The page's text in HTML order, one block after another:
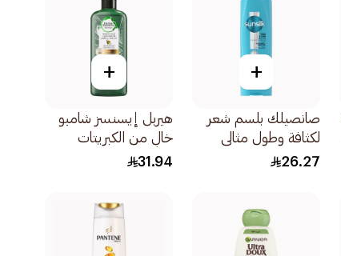
+
صانصيلك بلسم شعر
لكثافة وطول مثالي
350مل
26.27
+
هيربل إيسنسز شامبو
خالٍ من الكبريتات
بخلاصة الصبار وزيت
31.94